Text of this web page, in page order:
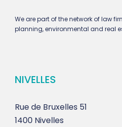
We are part of the network of law
planning, environmental and real
NIVELLES
Rue de Bruxelles 51
1400 Nivelles